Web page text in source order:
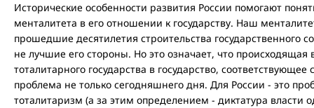
Исторические особенности развития России помогают
менталитета в его отношении к государству. Наш
прошедшие десятилетия строительства государственного
не лучшие его стороны. Но это означает, что
тоталитарного государства в государство,
проблема не только сегодняшнего дня. Для России - это
тоталитаризм (а за этим определением - диктатура власти